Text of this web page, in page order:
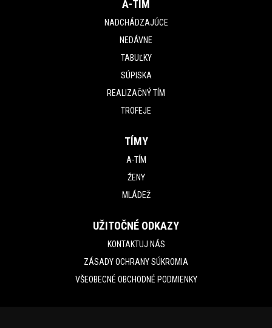
A-TÍM
NADCHÁDZAJÚCE
NEDÁVNE
TABUĽKY
SÚPISKA
REALIZAČNÝ TÍM
TROFEJE
TÍMY
A-TÍM
ŽENY
MLÁDEŽ
UŽITOČNÉ ODKAZY
KONTAKTUJ NÁS
ZÁSADY OCHRANY SÚKROMIA
VŠEOBECNÉ OBCHODNÉ PODMIENKY